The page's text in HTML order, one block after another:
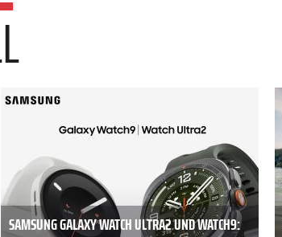
SAMSUNG GALAXY WATCH ULTRA2 UND WATCH9: